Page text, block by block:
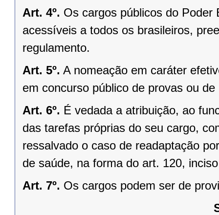
Art. 4º. Os cargos públicos do Poder
acessíveis a todos os brasileiros,
regulamento.
Art. 5º. A nomeação em caráter
em concurso público de provas ou
Art. 6º. É vedada a atribuição, ao
das tarefas próprias do seu cargo,
ressalvado o caso de readaptação
de saúde, na forma do art. 120,
Art. 7º. Os cargos podem ser de